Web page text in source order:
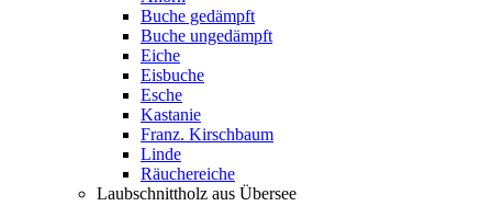
Buche gedämpft
Buche ungedämpft
Eiche
Eisbuche
Esche
Kastanie
Franz. Kirschbaum
Linde
Räuchereiche
Laubschnittholz aus Übersee